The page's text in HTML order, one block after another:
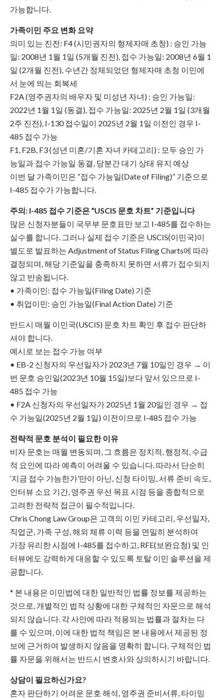
가능합니다.
가족이민 주요 변화 요약
의미 있는 진전: F4 (시민권자의 형제자매 초청) : 승인 가능
일: 2008년 1월 1일 (5개월 진전), 접수 가능일: 2008년 6월 1
일 (2개월 진전), 수년간 정체되었던 형제자매 초청 이민에
서 눈에 띄는 회복세
F2A (영주권자의 배우자 및 미성년 자녀) : 승인 가능일:
2022년 1월 1일 (동결), 접수 가능일: 2025년 2월 1일 (3개월
2주 진전), I-130 접수일이 2025년 2월 1일 이전인 경우 I-
485 접수 가능
F1, F2B, F3 (성년 미혼/기혼 자녀 카테고리) : 모두 승인 가
능일과 접수 가능일 동결, 당분간 대기 상태 유지 예상
이번 달 가족이민은 “접수 가능일(Date of Filing)” 기준으로
I-485 접수가 가능합니다.
주의: I-485 접수 기준은 “USCIS 문호 차트” 기준입니다
많은 신청자분들이 국무부 문호표만 보고 I-485를 접수하는
실수를 합니다. 그러나 실제 접수 기준은 USCIS(이민국)이
별도로 발표하는 Adjustment of Status Filing Charts에 따라
결정되며, 해당 기준일을 충족하지 못하면 서류가 접수되지
않고 반송됩니다.
• 가족이민: 접수 가능일(Filing Date) 기준
• 취업이민: 승인 가능일(Final Action Date) 기준
반드시 매월 이민국(USCIS) 문호 차트 확인 후 접수 판단하
셔야 합니다.
예시로 보는 접수 가능 여부
• EB-2 신청자의 우선일자가 2023년 7월 10일인 경우 → 이
번 문호 승인일(2023년 10월 15일)보다 앞서 있으므로 I-
485 접수 가능
• F2A 신청자의 우선일자가 2025년 1월 20일인 경우 → 접
수 가능일(2025년 2월 1일) 이전이므로 I-485 접수 가능
전략적 문호 분석이 필요한 이유
비자 문호는 매월 변동되며, 그 흐름은 정치적, 행정적, 수급
적 요인에 따라 예측이 어려울 수 있습니다. 따라서 단순히
‘지금 접수 가능한가’만이 아닌, 신청 타이밍, 서류 준비 속도,
인터뷰 소요 기간, 영주권 우선 목표 시점 등을 종합적으로
고려한 전략적 접근이 필수적입니다.
Chris Chong Law Group은 고객의 이민 카테고리, 우선일자,
직업군, 가족 구성, 해외 체류 이력 등을 면밀히 분석하여
가장 유리한 시점에 I-485를 접수하고, RFE(보완요청) 및 인
터뷰에도 강력하게 대응할 수 있도록 토탈 이민 솔루션을 제
공합니다.
* 본 내용은 이민법에 대한 일반적인 법률 정보를 제공하는
것으로, 개별적인 법적 상황에 대한 구체적인 자문으로 해석
되지 않습니다. 각 사안에 따라 적용되는 법률과 절차는 다
를 수 있으며, 이에 대한 법적 책임은 본 내용에서 제공된 정
보에 근거하여 발생하지 않음을 명확히 합니다. 구체적인 법
률 자문을 위해서는 반드시 변호사와 상의하시기 바랍니다.
상담이 필요하신가요?
혼자 판단하기 어려운 문호 해석, 영주권 준비서류, 타이밍